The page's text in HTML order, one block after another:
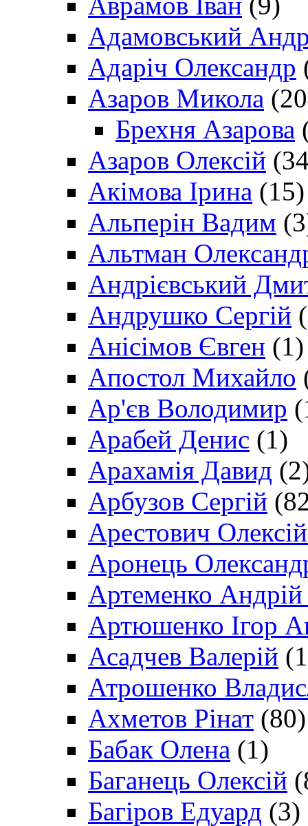
Адамовський
Адаріч Олександр
Азаров Микола
Брехня Азарова
Азаров Олексій
Акімова Ірина (15)
Альперін Вадим
Альтман
Андрієвський
Андрушко Сергій
Анісімов Євген (1)
Апостол Михайло
Ар'єв Володимир
Арабей Денис (1)
Арахамія Давид
Арбузов Сергій
Арестович
Аронець
Артеменко Андрій
Артюшенко Ігор
Асадчев Валерій
Атрошенко
Ахметов Рінат (80)
Бабак Олена (1)
Баганець Олексій
Багіров Едуард (3)